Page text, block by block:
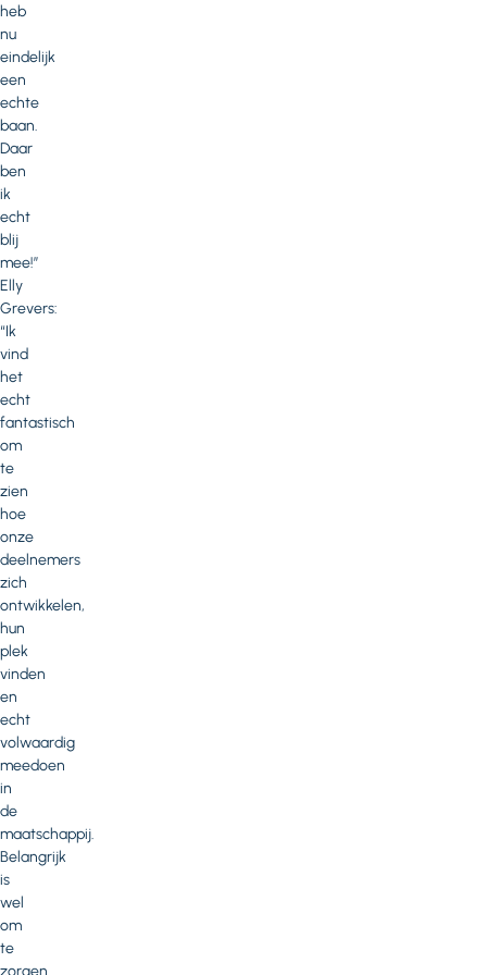
heb
nu
eindelijk
een
echte
baan.
Daar
ben
ik
echt
blij
mee!”
Elly
Grevers:
“Ik
vind
het
echt
fantastisch
om
te
zien
hoe
onze
deelnemers
zich
ontwikkelen,
hun
plek
vinden
en
echt
volwaardig
meedoen
in
de
maatschappij.
Belangrijk
is
wel
om
te
zorgen